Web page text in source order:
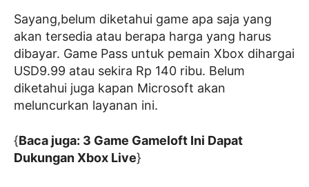
Sayang,belum diketahui game apa saja yang
akan tersedia atau berapa harga yang harus
dibayar. Game Pass untuk pemain Xbox dihargai
USD9.99 atau sekira Rp 140 ribu. Belum
diketahui juga kapan Microsoft akan
meluncurkan layanan ini.
{Baca juga: 3 Game Gameloft Ini Dapat
Dukungan Xbox Live}